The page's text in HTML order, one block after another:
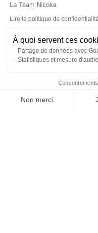
La Team Nicoka
Lire la politique de confidentialité
À quoi servent ces
Partage de données avec
Statistiques et mesure
Non merci